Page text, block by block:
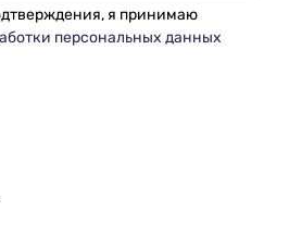
я принимаю
персональных данных